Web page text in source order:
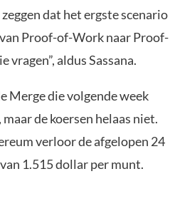
dat het ergste scenario
Proof-of-Work naar Proof-
aldus Sassana.
Merge die volgende week
de koersen helaas niet.
verloor de afgelopen 24
1.515 dollar per munt.